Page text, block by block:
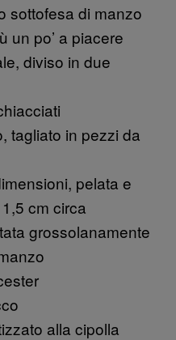
sottofesa di manzo
un po’ a piacere
diviso in due
tagliato in pezzi da
pelata e
cm circa
grossolanamente
alla cipolla